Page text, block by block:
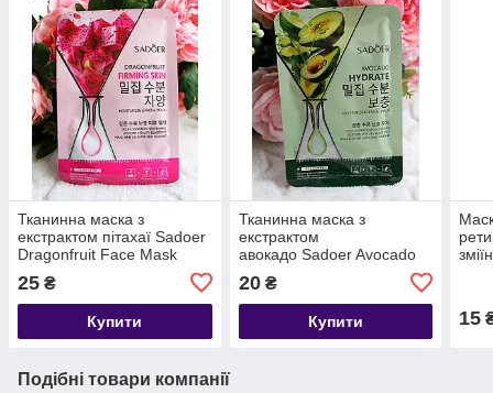
Тканинна маска з
екстрактом пітахаї Sadoer
Dragonfruit Face Mask
25 ₴
Купити
Тканинна маска з
екстрактом
авокадо Sadoer Avocado
20₴
Купити 15
Подібні товари компанії